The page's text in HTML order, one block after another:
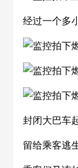
经过一个多
封闭大巴车
留给乘客逃